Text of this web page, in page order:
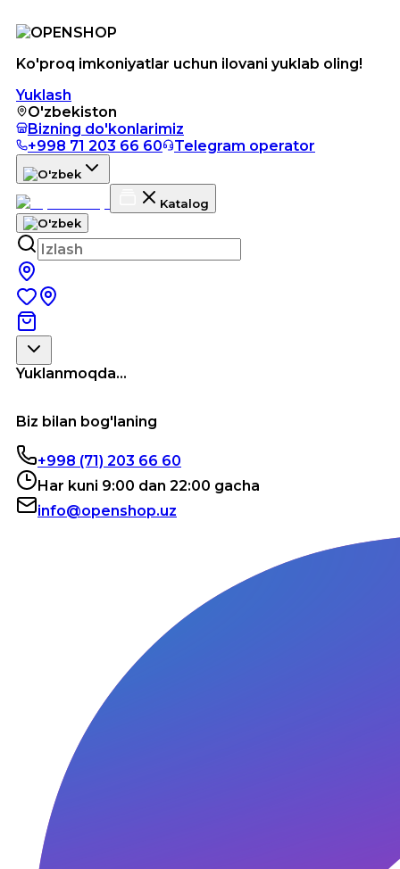
Ko'proq imkoniyatlar uchun ilovani yuklab oling!
Yuklash
O'zbekiston
Bizning do'konlarimiz
+998 71 203 66 60
Telegram operator
Katalog
Yuklanmoqda...
Biz bilan bog'laning
+998 (71) 203 66 60
Har kuni 9:00 dan 22:00 gacha
info@openshop.uz